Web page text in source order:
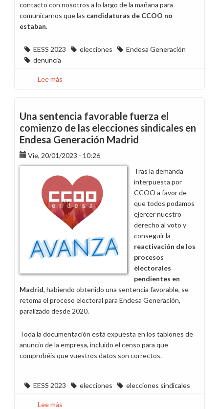
contacto con nosotros a lo largo de la mañana para
comunicarnos que las candidaturas de CCOO no
estaban.
EESS 2023 elecciones
Endesa Generación
denuncia
Lee más
Generación:
Las
candidaturas
de
CCOO
desaparecen
de
los
tablones
de
anuncios
de
Madrid
Una sentencia favorable fuerza el
comienzo de las elecciones sindicales en
Endesa Generación Madrid
Vie, 20/01/2023 - 10:26
Tras la demanda
interpuesta por
CCOO a favor de
que todos podamos
ejercer nuestro
derecho al voto y
conseguir la
reactivación de los
procesos
electorales
pendientes en
Madrid, habiendo obtenido una sentencia favorable, se
retoma el proceso electoral para Endesa Generación,
paralizado desde 2020.
Toda la documentación está expuesta en los tablones de
anuncio de la empresa, incluido el censo para que
comprobéis que vuestros datos son correctos.
EESS 2023 elecciones elecciones sindicales
Lee más